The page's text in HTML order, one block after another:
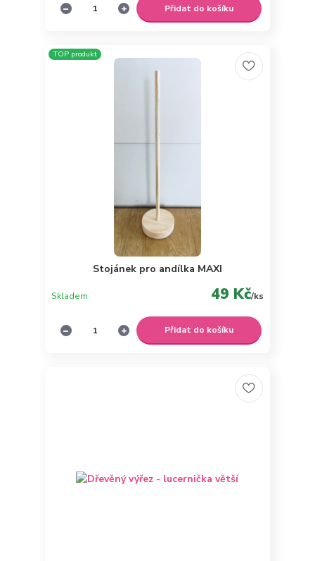
Přidat do košíku
TOP produkt
Stojánek pro andílka MAXI
49 Kč/ks
Skladem
Přidat do košíku